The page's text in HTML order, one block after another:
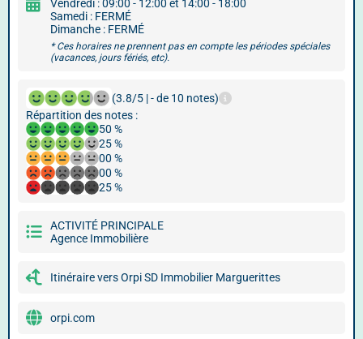
Vendredi : 09:00 - 12:00 et 14:00 - 18:00
Samedi : FERMÉ
Dimanche : FERMÉ
* Ces horaires ne prennent pas en compte les périodes spéciales
(vacances, jours fériés, etc).
(3.8/5 | - de 10 notes)
Répartition des notes :
50 %
25 %
00 %
00 %
25 %
ACTIVITÉ PRINCIPALE
Agence Immobilière
Itinéraire vers Orpi SD Immobilier Marguerittes
orpi.com